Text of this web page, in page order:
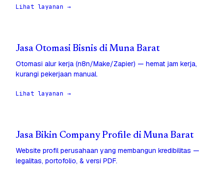
Lihat layanan →
Jasa Otomasi Bisnis di Muna Barat
Otomasi alur kerja (n8n/Make/Zapier) — hemat jam kerja,
kurangi pekerjaan manual.
Lihat layanan →
Jasa Bikin Company Profile di Muna Barat
Website profil perusahaan yang membangun kredibilitas —
legalitas, portofolio, & versi PDF.